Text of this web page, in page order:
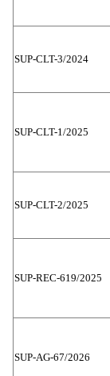
SUP-CLT-3/2024
SUP-CLT-1/2025
SUP-CLT-2/2025
SUP-REC-619/2025
SUP-AG-67/2026